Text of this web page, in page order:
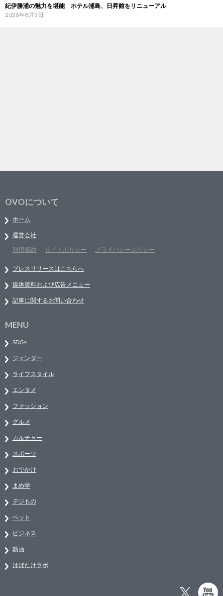
紀伊勝浦の魅力を堪能 ホテル浦島、日昇館をリニューアル
2026年8月3日
OVOについて
ホーム
運営会社
利用規約
サイトポリシー プライバシーポリシー
プレスリリースはこちらへ
媒体資料および広告メニュー
記事に関するお問い合わせ
MENU
SDGs
ジェンダー
ライフスタイル
エンタメ
ファッション
グルメ
カルチャー
スポーツ
おでかけ
まめ学
デジもの
ペット
ビジネス
動画
はばたけラボ